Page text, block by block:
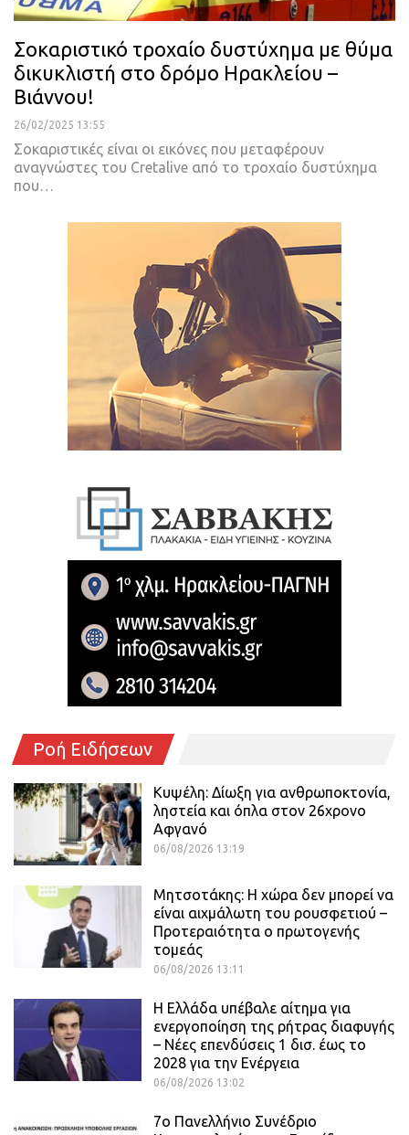
Σοκαριστικό τροχαίο δυστύχημα με θύμα
δικυκλιστή στο δρόμο Ηρακλείου –
Βιάννου!
26/02/2025 13:55
Σοκαριστικές είναι οι εικόνες που μεταφέρουν
αναγνώστες του Cretalive από το τροχαίο δυστύχημα
που…
Ροή Ειδήσεων
Κυψέλη: Δίωξη για ανθρωποκτονία,
ληστεία και όπλα στον 26χρονο
Αφγανό
06/08/2026 13:19
Μητσοτάκης: Η χώρα δεν μπορεί να
είναι αιχμάλωτη του ρουσφετιού –
Προτεραιότητα ο πρωτογενής
τομεάς
06/08/2026 13:11
Η Ελλάδα υπέβαλε αίτημα για
ενεργοποίηση της ρήτρας διαφυγής
– Νέες επενδύσεις 1 δισ. έως το
2028 για την Ενέργεια
06/08/2026 13:02
7ο Πανελλήνιο Συνέδριο